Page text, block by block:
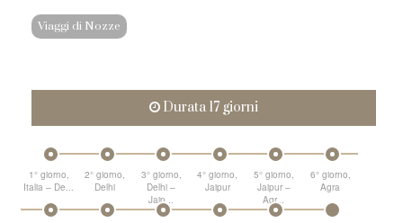
Viaggi di Nozze
Durata 17 giorni
1° giorno,
Italia – De...
2° giorno,
Delhi
3° giorno,
Delhi –
Jaip...
4° giorno,
Jaipur
5° giorno,
Jaipur –
Agr...
6° giorno,
Agra